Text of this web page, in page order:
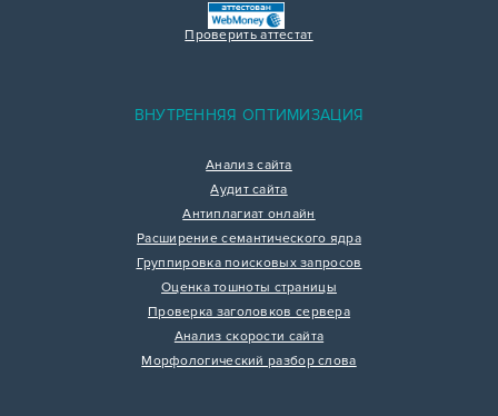
Проверить аттестат
ВНУТРЕННЯЯ ОПТИМИЗАЦИЯ
Анализ сайта
Аудит сайта
Антиплагиат онлайн
Расширение семантического ядра
Группировка поисковых запросов
Оценка тошноты страницы
Проверка заголовков сервера
Анализ скорости сайта
Морфологический разбор слова